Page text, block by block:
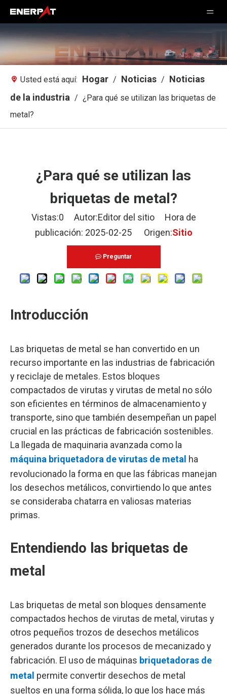
Usted está aquí: Hogar / Noticias / Noticias
de la industria / ¿Para qué se utilizan las briquetas de
metal?
¿Para qué se utilizan las
briquetas de metal?
Vistas:0 Autor:Editor del sitio Hora de
publicación: 2025-02-25 Origen:Sitio
Preguntar
Introducción
Las briquetas de metal se han convertido en un
recurso importante en las industrias de fabricación
y reciclaje de metales. Estos bloques
compactados de virutas y virutas de metal no sólo
son eficientes en términos de almacenamiento y
transporte, sino que también desempeñan un papel
crucial en las prácticas de fabricación sostenibles.
La llegada de maquinaria avanzada como la
máquina briquetadora de virutas de metal ha
revolucionado la forma en que las fábricas manejan
los desechos metálicos, convirtiendo lo que antes
se consideraba chatarra en valiosas materias
primas.
Entendiendo las briquetas de
metal
Las briquetas de metal son bloques densamente
compactados hechos de virutas de metal, virutas y
otros pequeños trozos de desechos metálicos
generados durante los procesos de mecanizado y
fabricación. El uso de máquinas briquetadoras de
metal permite convertir desechos de metal
sueltos en una forma sólida, lo que los hace más